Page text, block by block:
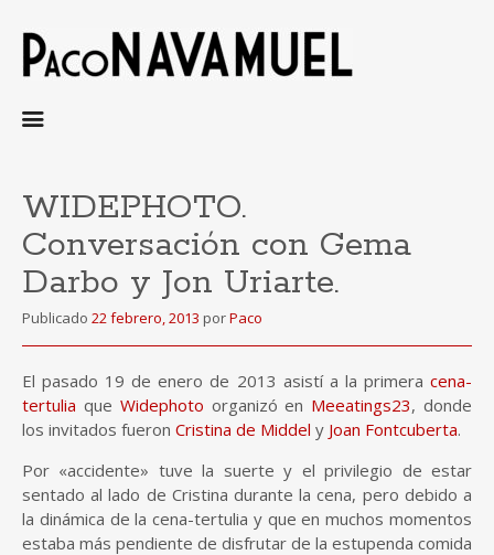
WIDEPHOTO.
Conversación con Gema
Darbo y Jon Uriarte.
Publicado 22 febrero, 2013 porPaco
El pasado 19 de enero de 2013 asistí a la primera cena-
tertulia que Widephoto organizó en Meeatings23, donde
los invitados fueron Cristina de Middel y Joan Fontcuberta.
Por «accidente» tuve la suerte y el privilegio de estar
sentado al lado de Cristina durante la cena, pero debido a
la dinámica de la cena-tertulia y que en muchos momentos
estaba más pendiente de disfrutar de la estupenda comida